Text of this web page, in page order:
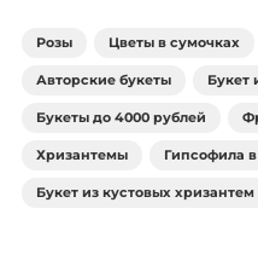
Розы Цветы в сумочках
Авторские букеты Букет
Букеты до 4000 рублей
Хризантемы Гипсофила
Букет из кустовых хризантем